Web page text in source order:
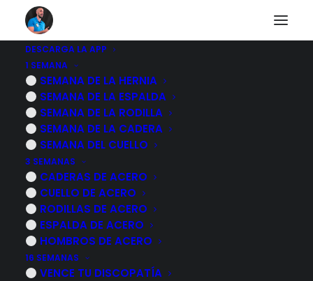
DESCARGA LA APP
1 SEMANA
SEMANA DE LA HERNIA
SEMANA DE LA ESPALDA
SEMANA DE LA RODILLA
SEMANA DE LA CADERA
SEMANA DEL CUELLO
3 SEMANAS
CADERAS DE ACERO
CUELLO DE ACERO
RODILLAS DE ACERO
ESPALDA DE ACERO
HOMBROS DE ACERO
16 SEMANAS
VENCE TU DISCOPATÍA
Nothing Found
It seems we can’t find what you’re looking for.
Perhaps searching can help.